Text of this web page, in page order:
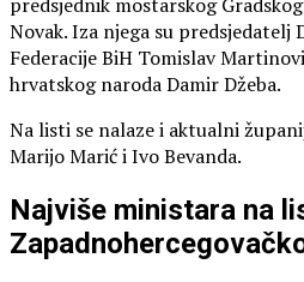
Novak. Iza njega su predsjedatelj
Federacije BiH Tomislav
hrvatskog naroda Damir Džeba.
Na listi se nalaze i aktualni
Marijo Marić i Ivo Bevanda.
Najviše ministara na